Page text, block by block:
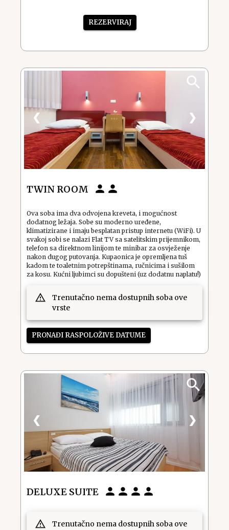
REZERVIRAJ
❮ ❯
TWIN ROOM
Ova soba ima dva odvojena kreveta, i mogućnost
dodatnog ležaja. Sobe su moderno uređene,
klimatizirane i imaju besplatan pristup internetu (WiFi). U
svakoj sobi se nalazi Flat TV sa satelitskim prijemnikom,
telefon sa direktnom linijom te minibar za osvježenje
nakon dugog putovanja. Kupaonica je opremljena tuš
kadom te toaletnim potrepštinama, ručnicima i sušilom
za kosu. Kućni ljubimci su dopušteni (uz dodatnu naplatu!)
Trenutačno nema dostupnih soba ove
vrste
PRONAĐI RASPOLOŽIVE DATUME
❮ ❯
DELUXE SUITE
Trenutačno nema dostupnih soba ove